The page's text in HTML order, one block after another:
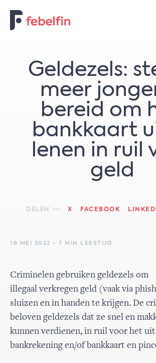
Geldezels:
meer
bereid om
bankkaart
lenen in ruil
geld
DELEN X FACEBOOK
18 MEI 2022 - 7 MIN LEESTIJD
Criminelen gebruiken geldezels om
illegaal verkregen geld (vaak via
sluizen en in handen te krijgen. De
beloven geldezels dat ze snel en
kunnen verdienen, in ruil voor het
bankrekening en/of bankkaart en